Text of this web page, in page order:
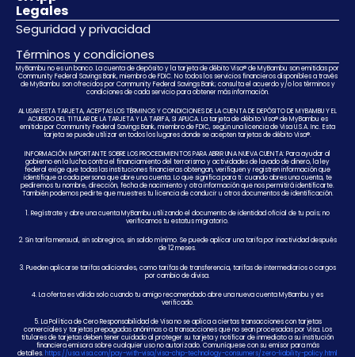
Legales
Seguridad y privacidad
Términos y condiciones
MyBambu no es un banco. La cuenta de depósito y la tarjeta de débito Visa® de MyBambu son emitidas por
Community Federal Savings Bank, miembro de FDIC. No todos los servicios financieros disponibles a través
de MyBambu son ofrecidos por Community Federal Savings Bank; consulta el acuerdo y/o los términos y
condiciones de cada servicio para obtener más información.
AL USAR ESTA TARJETA, ACEPTAS LOS TÉRMINOS Y CONDICIONES DE LA CUENTA DE DEPÓSITO DE MYBAMBU Y EL
ACUERDO DEL TITULAR DE LA TARJETA Y LA TARIFA, SI APLICA. La tarjeta de débito Visa® de MyBambu es
emitida por Community Federal Savings Bank, miembro de FDIC, según una licencia de Visa U.S.A. Inc. Esta
tarjeta se puede utilizar en todos los lugares donde se acepten tarjetas de débito Visa®.
INFORMACIÓN IMPORTANTE SOBRE LOS PROCEDIMIENTOS PARA ABRIR UNA NUEVA CUENTA: Para ayudar al
gobierno en la lucha contra el financiamiento del terrorismo y actividades de lavado de dinero, la ley
federal exige que todas las instituciones financieras obtengan, verifiquen y registren información que
identifique a cada persona que abre una cuenta. Lo que significa para ti: cuando abres una cuenta, te
pediremos tu nombre, dirección, fecha de nacimiento y otra información que nos permitirá identificarte.
También podemos pedirte que muestres tu licencia de conducir u otros documentos de identificación.
1. Regístrate y abre una cuenta MyBambu utilizando el documento de identidad oficial de tu país; no
verificamos tu estatus migratorio.
2. Sin tarifa mensual, sin sobregiros, sin saldo mínimo. Se puede aplicar una tarifa por inactividad después
de 12 meses.
3. Pueden aplicarse tarifas adicionales, como tarifas de transferencia, tarifas de intermediarios o cargos
por cambio de divisa.
4. La oferta es válida solo cuando tu amigo recomendado abre una nueva cuenta MyBambu y es
verificado.
5. La Política de Cero Responsabilidad de Visa no se aplica a ciertas transacciones con tarjetas
comerciales y tarjetas prepagadas anónimas o a transacciones que no sean procesadas por Visa. Los
titulares de tarjetas deben tener cuidado al proteger su tarjeta y notificar de inmediato a su institución
financiera emisora sobre cualquier uso no autorizado. Comuníquese con su emisor para más
detalles.https://usa.visa.com/pay-with-visa/visa-chip-technology-consumers/zero-liability-policy.html